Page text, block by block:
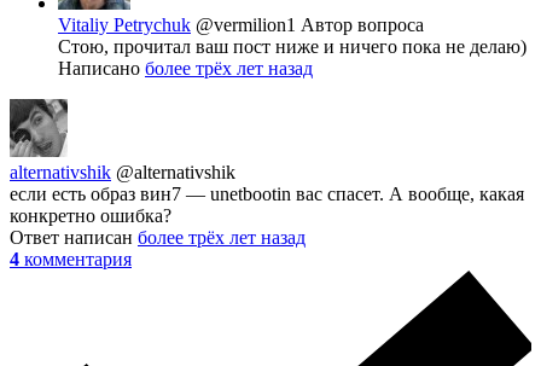
Vitaliy Petrychuk @vermilion1 Автор вопроса
Стою, прочитал ваш пост ниже и ничего пока не делаю)
Написано более трёх лет назад
alternativshik @alternativshik
если есть образ вин7 — unetbootin вас спасет. А вообще, какая
конкретно ошибка?
Ответ написан более трёх лет назад
4 комментария